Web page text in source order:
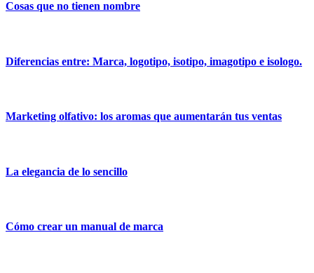
Cosas que no tienen nombre
Diferencias entre: Marca, logotipo, isotipo, imagotipo e isologo.
Marketing olfativo: los aromas que aumentarán tus ventas
La elegancia de lo sencillo
Cómo crear un manual de marca